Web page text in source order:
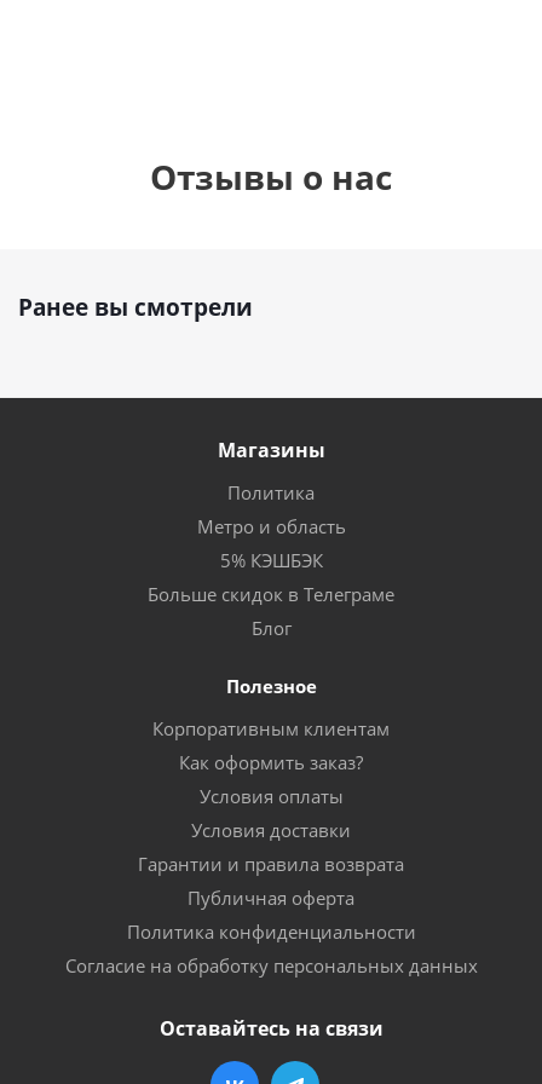
Отзывы о нас
Ранее вы смотрели
Магазины
Политика
Метро и область
5% КЭШБЭК
Больше скидок в Телеграме
Блог
Полезное
Корпоративным клиентам
Как оформить заказ?
Условия оплаты
Условия доставки
Гарантии и правила возврата
Публичная оферта
Политика конфиденциальности
Согласие на обработку персональных данных
Оставайтесь на связи